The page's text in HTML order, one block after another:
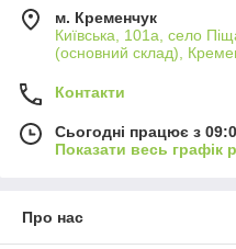
м. Кременчук
Київська, 101а, село
(основний склад),
Контакти
Сьогодні працює з
Показати весь графік
Про нас